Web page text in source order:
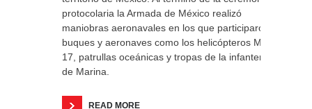
protocolaria la Armada de México realizó
maniobras aeronavales en los que participaron
buques y aeronaves como los helicópteros MI-
17, patrullas oceánicas y tropas de la infantería
de Marina.
READ MORE